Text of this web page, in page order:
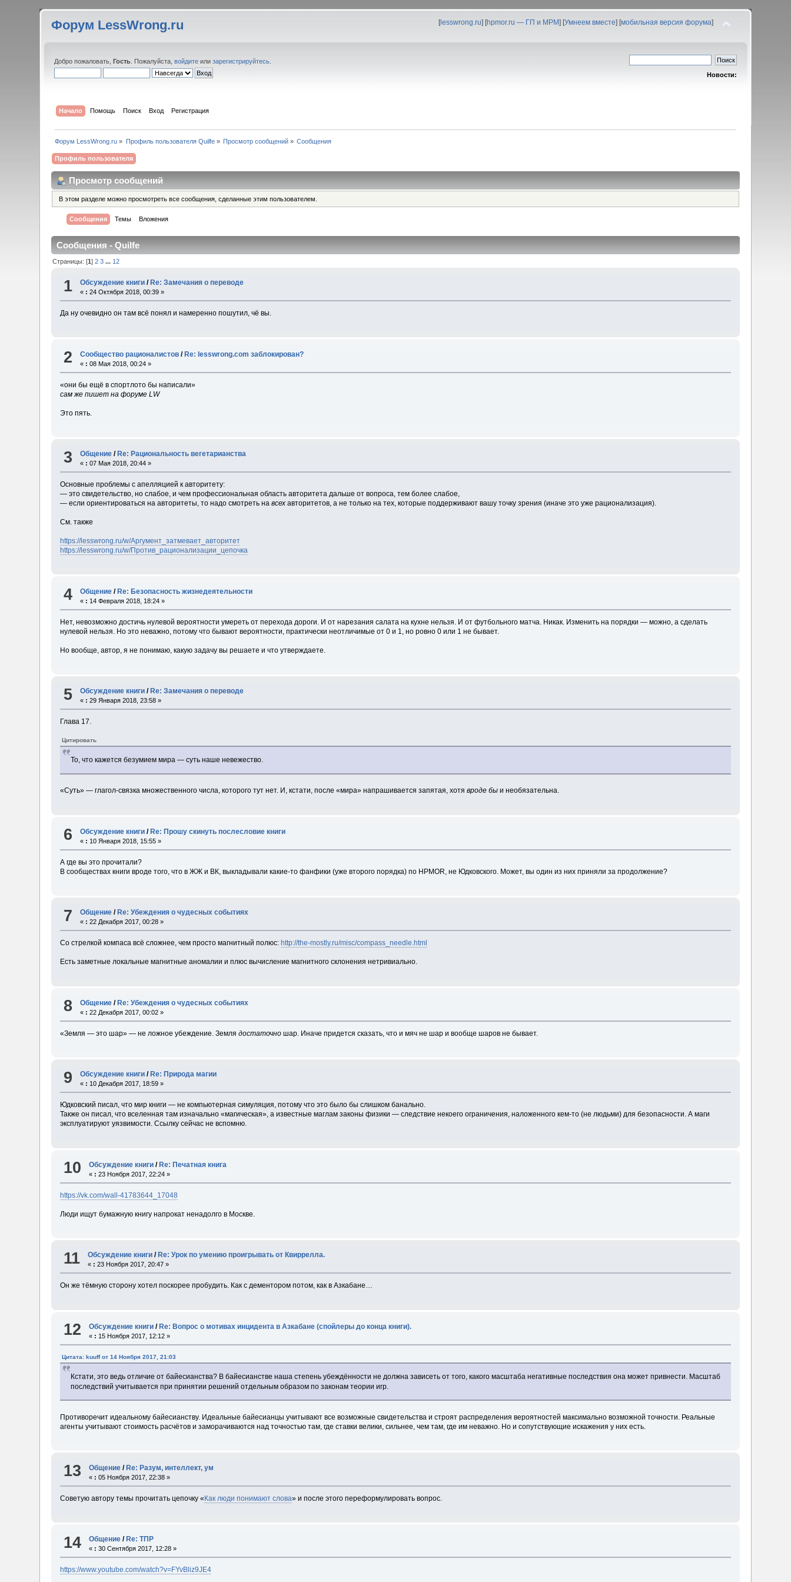
Форум LessWrong.ru [lesswrong.ru] [hpmor.ru — ГП и МРМ] [Умнеем вместе] [мобильная версия форума]
Добро пожаловать,Гость . Пожалуйста,войдите илизарегистрируйтесь
Новости:
Начало Помощь Поиск Вход Регистрация
Форум LessWrong.ru » Профиль пользователя Quilfe» Просмотр сообщений » Сообщения
Профиль пользователя
Просмотр сообщений
В этом разделе можно просмотреть все сообщения, сделанные этим пользователем.
Сообщения Темы Вложения
Сообщения - Quilfe
Страницы: [1]2 3 ... 12
1 Обсуждение книги / Re: Замечания о переводе
« : 24 Октября 2018, 00:39 »
Да ну очевидно он там всё понял и намеренно пошутил, чё вы.
2 Сообщество рационалистов /Re: lesswrong.com заблокирован?
« : 08 Мая 2018, 00:24 »
«они бы ещё в спортлото бы написали»
сам же пишет на форуме LW
Это пять.
3 Общение / Re: Рациональность вегетарианства
« : 07 Мая 2018, 20:44 »
Основные проблемы с апелляцией к авторитету:
— это свидетельство, но слабое, и чем профессиональная область авторитета дальше от вопроса, тем более слабое,
— если ориентироваться на авторитеты, то надо смотреть навсех авторитетов, а не только на тех, которые поддерживают вашу точку зрения (иначе это уже рационализация).
См. также
https://lesswrong.ru/w/Аргумент_затмевает_авторитет
https://lesswrong.ru/w/Против_рационализации_цепочка
4 Общение /Re: Безопасность жизнедеятельности
« : 14 Февраля 2018, 18:24 »
Нет, невозможно достичь нулевой вероятности умереть от перехода дороги. И от нарезания салата на кухне нельзя. И от футбольного матча. Никак. Изменить на порядки — можно, а сделать
нулевой нельзя. Но это неважно, потому что бывают вероятности, практически неотличимые от 0 и 1, но ровно 0 или 1 не бывает.
Но вообще, автор, я не понимаю, какую задачу вы решаете и что утверждаете.
5 Обсуждение книги / Re: Замечания о переводе
« : 29 Января 2018, 23:58 »
Глава 17.
Цитировать
То, что кажется безумием мира — суть наше невежество.
«Суть» — глагол-связка множественного числа, которого тут нет. И, кстати, после «мира» напрашивается запятая, хотявроде бы и необязательна.
6 Обсуждение книги / Re: Прошу скинуть послесловие книги
« : 10 Января 2018, 15:55 »
А где вы это прочитали?
В сообществах книги вроде того, что в ЖЖ и ВК, выкладывали какие-то фанфики (уже второго порядка) по HPMOR, не Юдковского. Может, вы один из них приняли за продолжение?
7 Общение / Re: Убеждения о чудесных событиях
« : 22 Декабря 2017, 00:28 »
Со стрелкой компаса всё сложнее, чем просто магнитный полюс: http://the-mostly.ru/misc/compass_needle.html
Есть заметные локальные магнитные аномалии и плюс вычисление магнитного склонения нетривиально.
8 Общение /Re: Убеждения о чудесных событиях
« : 22 Декабря 2017, 00:02 »
«Земля — это шар» — не ложное убеждение. Землядостаточно шар. Иначе придется сказать, что и мяч не шар и вообще шаров не бывает.
9 Обсуждение книги / Re: Природа магии
« : 10 Декабря 2017, 18:59 »
Юдковский писал, что мир книги — не компьютерная симуляция, потому что это было бы слишком банально.
Также он писал, что вселенная там изначально «магическая», а известные маглам законы физики — следствие некоего ограничения, наложенного кем-то (не людьми) для безопасности. А маги
эксплуатируют уязвимости. Ссылку сейчас не вспомню.
10 Обсуждение книги /Re: Печатная книга
« : 23 Ноября 2017, 22:24 »
https://vk.com/wall-41783644_17048
Люди ищут бумажную книгу напрокат ненадолго в Москве.
11 Обсуждение книги / Re: Урок по умению проигрывать от Квиррелла.
« : 23 Ноября 2017, 20:47 »
Он же тёмную сторону хотел поскорее пробудить. Как с дементором потом, как в Азкабане…
12 Обсуждение книги /Re: Вопрос о мотивах инцидента в Азкабане (спойлеры до конца книги).
« : 15 Ноября 2017, 12:12 »
Цитата: kuuff от 14 Ноября 2017, 21:03
Кстати, это ведь отличие от байесианства? В байесианстве наша степень убеждённости не должна зависеть от того, какого масштаба негативные последствия она может привнести. Масштаб
последствий учитывается при принятии решений отдельным образом по законам теории игр.
Противоречит идеальному байесианству. Идеальные байесианцы учитывают все возможные свидетельства и строят распределения вероятностей максимально возможной точности. Реальные
агенты учитывают стоимость расчётов и заморачиваются над точностью там, где ставки велики, сильнее, чем там, где им неважно. Но и сопутствующие искажения у них есть.
13 Общение /Re: Разум, интеллект, ум
« : 05 Ноября 2017, 22:38 »
Советую автору темы прочитать цепочку «Как люди понимают слова» и после этого переформулировать вопрос.
14 Общение / Re: ТПР
« : 30 Сентября 2017, 12:28 »
https://www.youtube.com/watch?v=FYvBliz9JE4